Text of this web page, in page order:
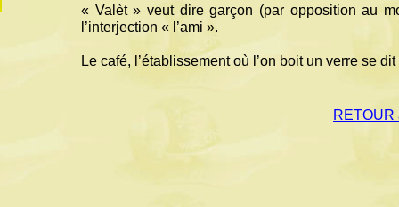
« Valèt » veut dire garçon (par opposition au
l’interjection « l’ami ».
Le café, l’établissement où l’on boit un verre se
RETOUR